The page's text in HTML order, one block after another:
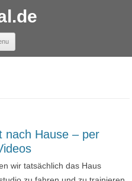
nach Hause – per
wir tatsächlich das Haus